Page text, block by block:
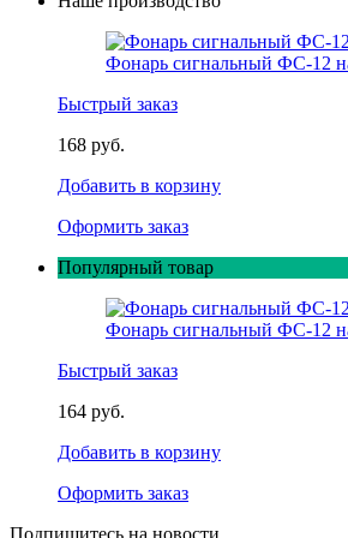
Фонарь сигнальный ФС-12
Быстрый заказ
168 руб.
Добавить в корзину
Оформить заказ
Популярный товар
Фонарь сигнальный ФС-12
Быстрый заказ
164 руб.
Добавить в корзину
Оформить заказ
Подпишитесь на новости